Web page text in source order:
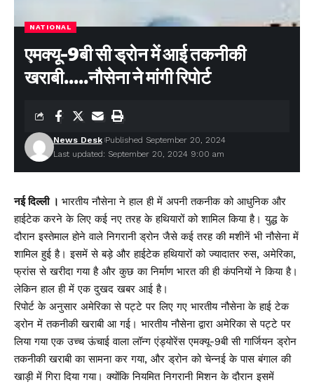
NATIONAL
एमक्यू-9बी सी ड्रोन में आई तकनीकी
खराबी…..नौसेना ने मांगी रिपोर्ट
Last updated: September 20, 2024 9:00 am
News Desk Published September 20, 2024
नई दिल्ली । भारतीय नौसेना ने हाल ही में अपनी तकनीक को आधुनिक और
हाईटेक करने के लिए कई नए तरह के हथियारों को शामिल किया है। युद्ध के
दौरान इस्तेमाल होने वाले निगरानी ड्रोन जैसे कई तरह की मशीनें भी नौसेना में
शामिल हुई है। इसमें से बड़े और हाईटेक हथियारों को ज्यादातर रुस, अमेरिका,
फ्रांस से खरीदा गया है और कुछ का निर्माण भारत की ही कंपनियों ने किया है।
लेकिन हाल ही में एक दुखद खबर आई है।
रिपोर्ट के अनुसार अमेरिका से पट्टे पर लिए गए भारतीय नौसेना के हाई टेक
ड्रोन में तकनीकी खराबी आ गई। भारतीय नौसेना द्वारा अमेरिका से पट्टे पर
लिया गया एक उच्च ऊंचाई वाला लॉन्ग एंड्योरेंस एमक्यू-9बी सी गार्जियन ड्रोन
तकनीकी खराबी का सामना कर गया, और ड्रोन को चेन्नई के पास बंगाल की
खाड़ी में गिरा दिया गया। क्योंकि नियमित निगरानी मिशन के दौरान इसमें